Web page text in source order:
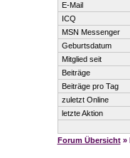
E-Mail
ICQ
MSN Messenger
Geburtsdatum
Mitglied seit
Beiträge
Beiträge pro Tag
zuletzt Online
letzte Aktion
Forum Übersicht»